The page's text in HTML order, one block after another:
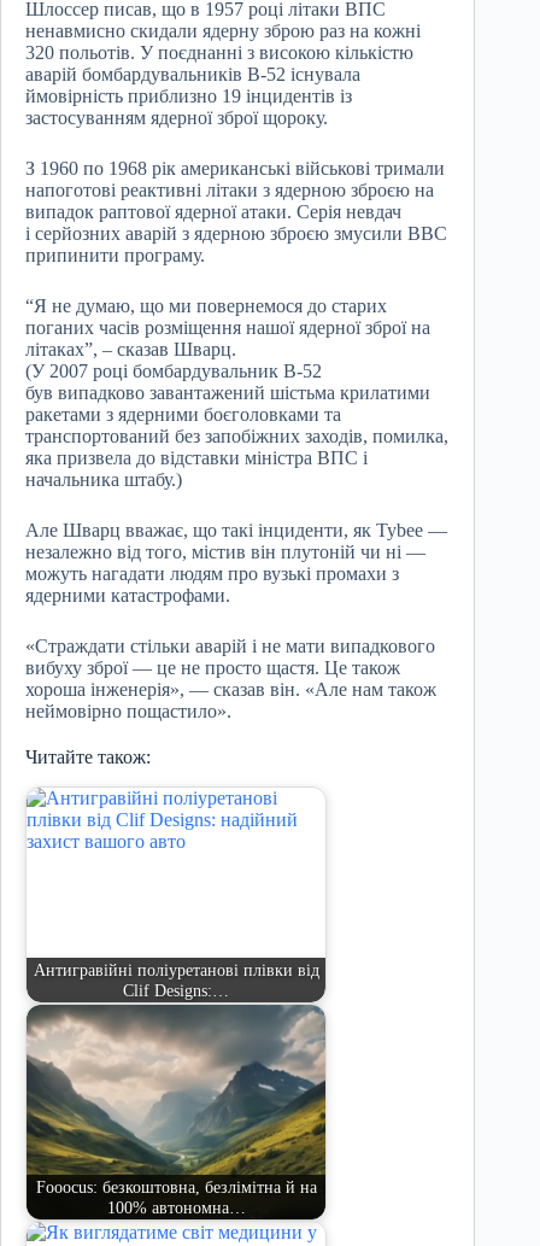
Шлоссер писав, що в 1957 році літаки ВПС
ненавмисно скидали ядерну зброю раз на кожні
320 польотів. У поєднанні з високою кількістю
аварій бомбардувальників B-52 існувала
ймовірність приблизно 19 інцидентів із
застосуванням ядерної зброї щороку.
З 1960 по 1968 рік американські військові тримали
напоготові реактивні літаки з ядерною зброєю на
випадок раптової ядерної атаки. Серія невдач
і серйозних аварій з ядерною зброєю змусили ВВС
припинити програму.
“Я не думаю, що ми повернемося до старих
поганих часів розміщення нашої ядерної зброї на
літаках”, – сказав Шварц.
(У 2007 році бомбардувальник B-52
був випадково завантажений шістьма крилатими
ракетами з ядерними боєголовками та
транспортований без запобіжних заходів, помилка,
яка призвела до відставки міністра ВПС і
начальника штабу.)
Але Шварц вважає, що такі інциденти, як Tybee —
незалежно від того, містив він плутоній чи ні —
можуть нагадати людям про вузькі промахи з
ядерними катастрофами.
«Страждати стільки аварій і не мати випадкового
вибуху зброї — це не просто щастя. Це також
хороша інженерія», — сказав він. «Але нам також
неймовірно пощастило».
Читайте також:
Антигравійні поліуретанові плівки від
Clif Designs:…
Fooocus: безкоштовна, безлімітна й на
100% автономна…